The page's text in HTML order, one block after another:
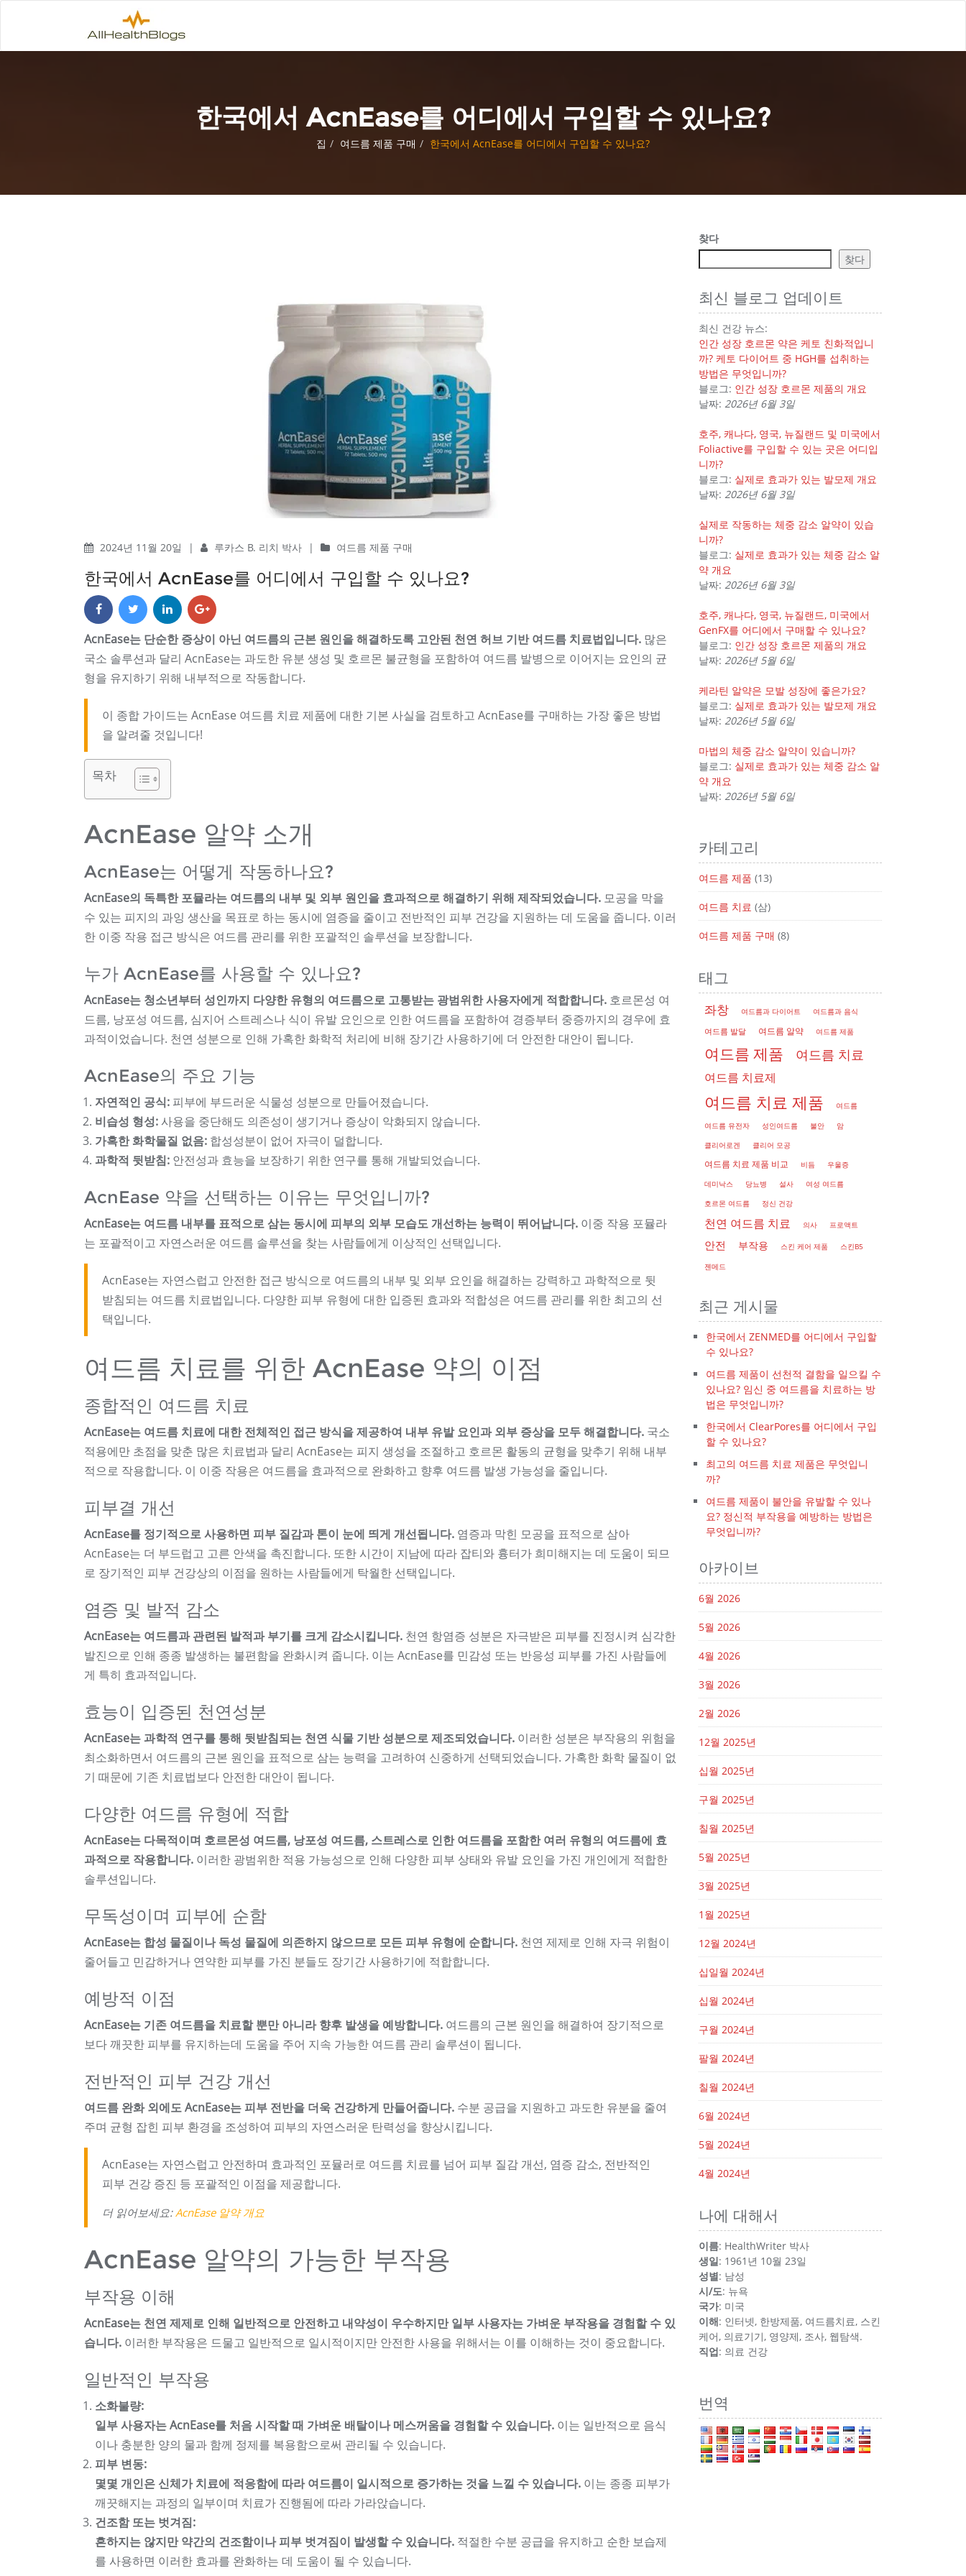
한국에서 AcnEase를 어디에서 구입할 수 있나요?
집 여드름 제품 구매 한국에서 AcnEase를 어디에서 구입할 수 있나요?
2024년 11월 20일 | 루카스 B. 리치 박사 | 여드름 제품 구매
한국에서 AcnEase를 어디에서 구입할 수 있나요?
AcnEase는 단순한 증상이 아닌 여드름의 근본 원인을 해결하도록 고안된 천연 허브 기반 여드름 치료법입니다. 많은
국소 솔루션과 달리 AcnEase는 과도한 유분 생성 및 호르몬 불균형을 포함하여 여드름 발병으로 이어지는 요인의 균
형을 유지하기 위해 내부적으로 작동합니다.
이 종합 가이드는 AcnEase 여드름 치료 제품에 대한 기본 사실을 검토하고 AcnEase를 구매하는 가장 좋은 방법
을 알려줄 것입니다!
목차
AcnEase 알약 소개
AcnEase는 어떻게 작동하나요?
AcnEase의 독특한 포뮬라는 여드름의 내부 및 외부 원인을 효과적으로 해결하기 위해 제작되었습니다. 모공을 막을
수 있는 피지의 과잉 생산을 목표로 하는 동시에 염증을 줄이고 전반적인 피부 건강을 지원하는 데 도움을 줍니다. 이러
한 이중 작용 접근 방식은 여드름 관리를 위한 포괄적인 솔루션을 보장합니다.
누가 AcnEase를 사용할 수 있나요?
AcnEase는 청소년부터 성인까지 다양한 유형의 여드름으로 고통받는 광범위한 사용자에게 적합합니다. 호르몬성 여
드름, 낭포성 여드름, 심지어 스트레스나 식이 유발 요인으로 인한 여드름을 포함하여 경증부터 중증까지의 경우에 효
과적이었습니다. 천연 성분으로 인해 가혹한 화학적 처리에 비해 장기간 사용하기에 더 안전한 대안이 됩니다.
AcnEase의 주요 기능
자연적인 공식: 피부에 부드러운 식물성 성분으로 만들어졌습니다.
비습성 형성: 사용을 중단해도 의존성이 생기거나 증상이 악화되지 않습니다.
가혹한 화학물질 없음: 합성성분이 없어 자극이 덜합니다.
과학적 뒷받침: 안전성과 효능을 보장하기 위한 연구를 통해 개발되었습니다.
AcnEase 약을 선택하는 이유는 무엇입니까?
AcnEase는 여드름 내부를 표적으로 삼는 동시에 피부의 외부 모습도 개선하는 능력이 뛰어납니다. 이중 작용 포뮬라
는 포괄적이고 자연스러운 여드름 솔루션을 찾는 사람들에게 이상적인 선택입니다.
AcnEase는 자연스럽고 안전한 접근 방식으로 여드름의 내부 및 외부 요인을 해결하는 강력하고 과학적으로 뒷
받침되는 여드름 치료법입니다. 다양한 피부 유형에 대한 입증된 효과와 적합성은 여드름 관리를 위한 최고의 선
택입니다.
여드름 치료를 위한 AcnEase 약의 이점
종합적인 여드름 치료
AcnEase는 여드름 치료에 대한 전체적인 접근 방식을 제공하여 내부 유발 요인과 외부 증상을 모두 해결합니다. 국소
적용에만 초점을 맞춘 많은 치료법과 달리 AcnEase는 피지 생성을 조절하고 호르몬 활동의 균형을 맞추기 위해 내부
적으로 작용합니다. 이 이중 작용은 여드름을 효과적으로 완화하고 향후 여드름 발생 가능성을 줄입니다.
피부결 개선
AcnEase를 정기적으로 사용하면 피부 질감과 톤이 눈에 띄게 개선됩니다. 염증과 막힌 모공을 표적으로 삼아
AcnEase는 더 부드럽고 고른 안색을 촉진합니다. 또한 시간이 지남에 따라 잡티와 흉터가 희미해지는 데 도움이 되므
로 장기적인 피부 건강상의 이점을 원하는 사람들에게 탁월한 선택입니다.
염증 및 발적 감소
AcnEase는 여드름과 관련된 발적과 부기를 크게 감소시킵니다. 천연 항염증 성분은 자극받은 피부를 진정시켜 심각한
발진으로 인해 종종 발생하는 불편함을 완화시켜 줍니다. 이는 AcnEase를 민감성 또는 반응성 피부를 가진 사람들에
게 특히 효과적입니다.
효능이 입증된 천연성분
AcnEase는 과학적 연구를 통해 뒷받침되는 천연 식물 기반 성분으로 제조되었습니다. 이러한 성분은 부작용의 위험을
최소화하면서 여드름의 근본 원인을 표적으로 삼는 능력을 고려하여 신중하게 선택되었습니다. 가혹한 화학 물질이 없
기 때문에 기존 치료법보다 안전한 대안이 됩니다.
다양한 여드름 유형에 적합
AcnEase는 다목적이며 호르몬성 여드름, 낭포성 여드름, 스트레스로 인한 여드름을 포함한 여러 유형의 여드름에 효
과적으로 작용합니다. 이러한 광범위한 적용 가능성으로 인해 다양한 피부 상태와 유발 요인을 가진 개인에게 적합한
솔루션입니다.
무독성이며 피부에 순함
AcnEase는 합성 물질이나 독성 물질에 의존하지 않으므로 모든 피부 유형에 순합니다. 천연 제제로 인해 자극 위험이
줄어들고 민감하거나 연약한 피부를 가진 분들도 장기간 사용하기에 적합합니다.
예방적 이점
AcnEase는 기존 여드름을 치료할 뿐만 아니라 향후 발생을 예방합니다. 여드름의 근본 원인을 해결하여 장기적으로
보다 깨끗한 피부를 유지하는데 도움을 주어 지속 가능한 여드름 관리 솔루션이 됩니다.
전반적인 피부 건강 개선
여드름 완화 외에도 AcnEase는 피부 전반을 ​​더욱 건강하게 만들어줍니다. 수분 공급을 지원하고 과도한 유분을 줄여
주며 균형 잡힌 피부 환경을 조성하여 피부의 자연스러운 탄력성을 향상시킵니다.
AcnEase는 자연스럽고 안전하며 효과적인 포뮬러로 여드름 치료를 넘어 피부 질감 개선, 염증 감소, 전반적인
피부 건강 증진 등 포괄적인 이점을 제공합니다.
더 읽어보세요:AcnEase 알약 개요
AcnEase 알약의 가능한 부작용
부작용 이해
AcnEase는 천연 제제로 인해 일반적으로 안전하고 내약성이 우수하지만 일부 사용자는 가벼운 부작용을 경험할 수 있
습니다. 이러한 부작용은 드물고 일반적으로 일시적이지만 안전한 사용을 위해서는 이를 이해하는 것이 중요합니다.
일반적인 부작용
소화불량:
일부 사용자는 AcnEase를 처음 시작할 때 가벼운 배탈이나 메스꺼움을 경험할 수 있습니다. 이는 일반적으로 음식
이나 충분한 양의 물과 함께 정제를 복용함으로써 관리될 수 있습니다.
피부 변동:
몇몇 개인은 신체가 치료에 적응함에 따라 여드름이 일시적으로 증가하는 것을 느낄 수 있습니다. 이는 종종 피부가
깨끗해지는 과정의 일부이며 치료가 진행됨에 따라 가라앉습니다.
건조함 또는 벗겨짐:
흔하지는 않지만 약간의 건조함이나 피부 벗겨짐이 발생할 수 있습니다. 적절한 수분 공급을 유지하고 순한 보습제
를 사용하면 이러한 효과를 완화하는 데 도움이 될 수 있습니다.
찾다
찾다
최신 블로그 업데이트
최신 건강 뉴스:
인간 성장 호르몬 약은 케토 친화적입니
까? 케토 다이어트 중 HGH를 섭취하는
방법은 무엇입니까?
블로그: 인간 성장 호르몬 제품의 개요
날짜: 2026년 6월 3일
호주, 캐나다, 영국, 뉴질랜드 및 미국에서
Foliactive를 구입할 수 있는 곳은 어디입
니까?
블로그: 실제로 효과가 있는 발모제 개요
날짜: 2026년 6월 3일
실제로 작동하는 체중 감소 알약이 있습
니까?
블로그: 실제로 효과가 있는 체중 감소 알
약 개요
날짜: 2026년 6월 3일
호주, 캐나다, 영국, 뉴질랜드, 미국에서
GenFX를 어디에서 구매할 수 있나요?
블로그: 인간 성장 호르몬 제품의 개요
날짜: 2026년 5월 6일
케라틴 알약은 모발 성장에 좋은가요?
블로그: 실제로 효과가 있는 발모제 개요
날짜: 2026년 5월 6일
마법의 체중 감소 알약이 있습니까?
블로그: 실제로 효과가 있는 체중 감소 알
약 개요
날짜: 2026년 5월 6일
카테고리
여드름 제품 (13)
여드름 치료 (삼)
여드름 제품 구매 (8)
태그
좌창 여드름과 다이어트
여드름과 음식
여드름 발달
여드름 알약 여드름 제품
여드름 제품 여드름 치료
여드름 치료제
여드름 치료 제품
여드름
여드름 유전자
성인여드름 불안
암
클리어로겐
클리어 모공
여드름 치료 제품 비교 비듬
우울증
데미낙스
당뇨병 설사
여성 여드름
호르몬 여드름
정신 건강
천연 여드름 치료 의사 프로액트
안전 부작용 스킨 케어 제품
스킨B5
젠메드
최근 게시물
한국에서 ZENMED를 어디에서 구입할
수 있나요?
여드름 제품이 선천적 결함을 일으킬 수
있나요? 임신 중 여드름을 치료하는 방
법은 무엇입니까?
한국에서 ClearPores를 어디에서 구입
할 수 있나요?
최고의 여드름 치료 제품은 무엇입니
까?
여드름 제품이 불안을 유발할 수 있나
요? 정신적 부작용을 예방하는 방법은
무엇입니까?
아카이브
6월 2026
5월 2026
4월 2026
3월 2026
2월 2026
12월 2025년
십월 2025년
구월 2025년
칠월 2025년
5월 2025년
3월 2025년
1월 2025년
12월 2024년
십일월 2024년
십월 2024년
구월 2024년
팔월 2024년
칠월 2024년
6월 2024년
5월 2024년
4월 2024년
나에 대해서
이름: HealthWriter 박사
생일: 1961년 10월 23일
성별: 남성
시/도: 뉴욕
국가: 미국
이해: 인터넷, 한방제품, 여드름치료, 스킨
케어, 의료기기, 영양제, 조사, 웹탐색.
직업: 의료 건강
번역